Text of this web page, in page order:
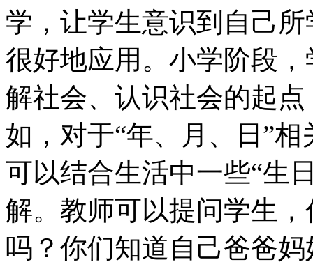
学，让学生意识到自己
很好地应用。小学阶段
解社会、认识社会的起
如，对于“年、月、日”
可以结合生活中一些“生
解。教师可以提问学生
吗？你们知道自己爸爸